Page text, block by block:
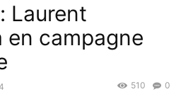
Laurent
en campagne
0
510